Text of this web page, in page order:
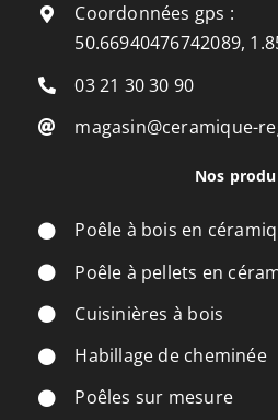
Coordonnées gps :
50.66940476742089,
03 21 30 30 90
magasin@ceramique-
Nos
Poêle à bois en
Poêle à pellets en
Cuisinières à bois
Habillage de cheminée
Poêles sur mesure